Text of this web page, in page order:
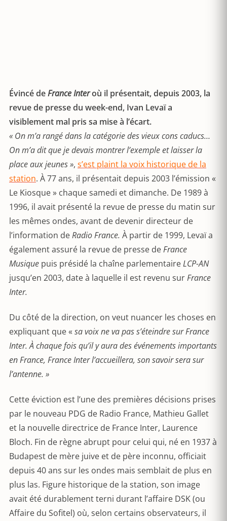
Évincé deFrance Interoù il présentait, depuis 2003, la
revue de presse du week-end, Ivan Levaï a
visiblement mal pris sa mise à l’écart.
« On m’a rangé dans la catégorie des vieux cons caducs…
On m’a dit que je devais montrer l’exemple et laisser la
place aux jeunes », s’est plaint la voix historique de la
station. À 77 ans, il présentait depuis 2003 l’émission «
Le Kiosque » chaque samedi et dimanche. De 1989 à
1996, il avait présenté la revue de presse du matin sur
les mêmes ondes, avant de devenir directeur de
l’information deRadio France. À partir de 1999, Levaï a
également assuré la revue de presse deFrance
Musique puis présidé la chaîne parlementaireLCP-AN
jusqu’en 2003, date à laquelle il est revenu surFrance
Inter.
Du côté de la direction, on veut nuancer les choses en
expliquant que « sa voix ne va pas s’éteindre sur France
Inter. À chaque fois qu’il y aura des événements importants
en France, France Inter l’accueillera, son savoir sera sur
l’antenne. »
Cette éviction est l’une des premières décisions prises
par le nouveau PDG de Radio France, Mathieu Gallet
et la nouvelle directrice de France Inter, Laurence
Bloch. Fin de règne abrupt pour celui qui, né en 1937 à
Budapest de mère juive et de père inconnu, officiait
depuis 40 ans sur les ondes mais semblait de plus en
plus las. Figure historique de la station, son image
avait été durablement terni durant l’affaire DSK (ou
Affaire du Sofitel) où, selon certains observateurs, il